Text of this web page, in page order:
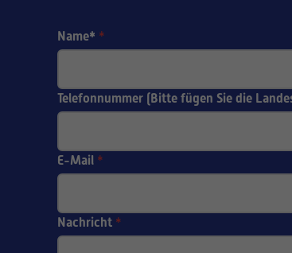
Name* *
Telefonnummer (Bitte fügen Sie die
E-Mail *
Nachricht *